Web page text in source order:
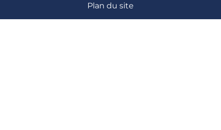
Plan du site